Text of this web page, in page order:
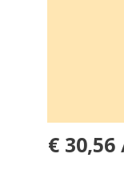
€ 30,56